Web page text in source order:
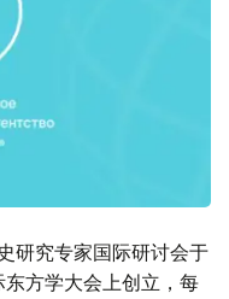
研究专家国际研讨会于
方学大会上创立，每